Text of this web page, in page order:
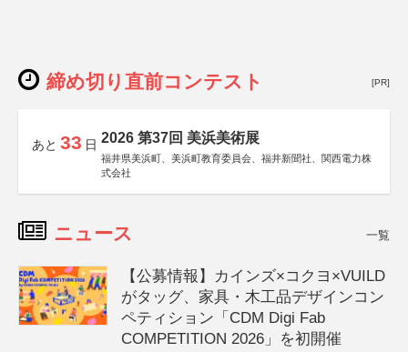
締め切り直前コンテスト [PR]
あと 33 日 2026 第37回 美浜美術展
福井県美浜町、美浜町教育委員会、福井新聞社、関西電力株
式会社
ニュース 一覧
【公募情報】カインズ×コクヨ×VUILD
がタッグ、家具・木工品デザインコン
ペティション「CDM Digi Fab
COMPETITION 2026」を初開催